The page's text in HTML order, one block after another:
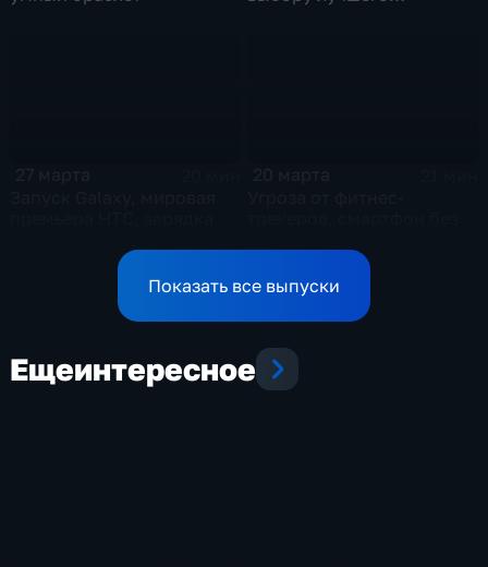
Показать все выпуски
Ещеинтересное